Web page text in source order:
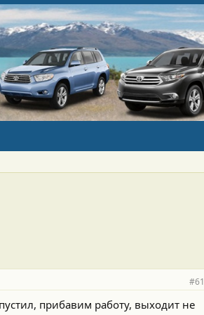
#61
прибавим работу, выходит не